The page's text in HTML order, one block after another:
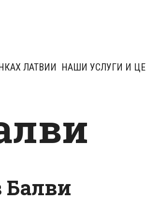
ЛАТВИИ НАШИ УСЛУГИ И
Балви